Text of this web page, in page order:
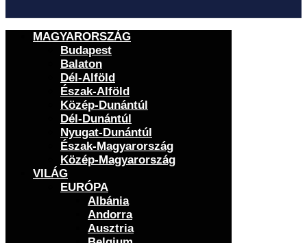
MAGYARORSZÁG
Budapest
Balaton
Dél-Alföld
Észak-Alföld
Közép-Dunántúl
Dél-Dunántúl
Nyugat-Dunántúl
Észak-Magyarország
Közép-Magyarország
VILÁG
EURÓPA
Albánia
Andorra
Ausztria